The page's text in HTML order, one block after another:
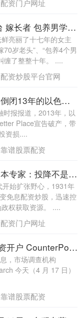
配资门户网址
股票配资8倍平台 嫁长者 包养男学生 不雅照 央视主持人张蕾，私生活谣言刺眼难当
亮丽了十七年的女主
岁老头”、“包养4个男
缠了整整十年。 ....
配资炒股平台官网
配资开户知识网 倒闭13年的以色列公司，指控蔚来侵犯专利并索要2.5亿美元
时报报道，2013年，以
Place宣告破产，带
资损....
靠谱股票配资
免息配资炒股 日本专家：投降不是因为美国原子弹，而是苏联公告把日本逼入绝境
始扩张野心，1931年
免息配资炒股，迅速控
权获取资源。 ....
配资门户网址
配资专业网上配资开户 CounterPoint报告2026Q1中国手机出货量：华为增2%、苹果增20%
，市场调查机构
今天（4 月 17 日）
靠谱股票配资